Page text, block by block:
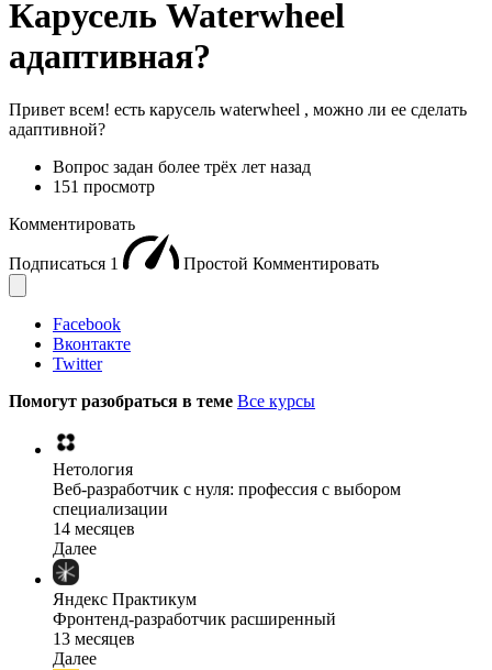
Карусель Waterwheel
адаптивная?
Привет всем! есть карусель waterwheel , можно ли ее сделать
адаптивной?
Вопрос задан более трёх лет назад
151 просмотр
Комментировать
Подписаться 1 Простой Комментировать
Facebook
Вконтакте
Twitter
Помогут разобраться в теме Все курсы
Нетология
Веб-разработчик с нуля: профессия с выбором
специализации
14 месяцев
Далее
Яндекс Практикум
Фронтенд-разработчик расширенный
13 месяцев
Далее